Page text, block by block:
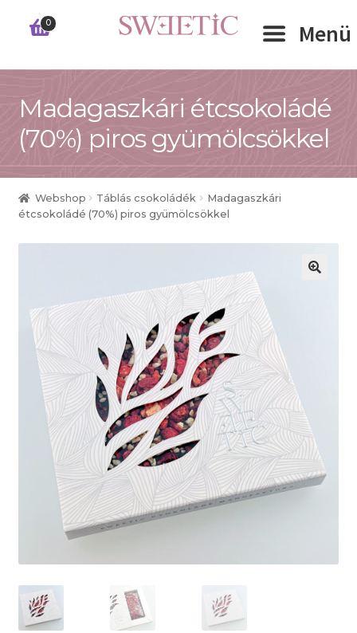
Ugrás
Kilépés
0 Menü
RÓLUNK Expand
WEBSHOP Expand
Madagaszkári étcsokoládé
(70%) piros gyümölcsökkel
Webshop Táblás csokoládék
Madagaszkári
étcsokoládé (70%) piros gyümölcsökkel